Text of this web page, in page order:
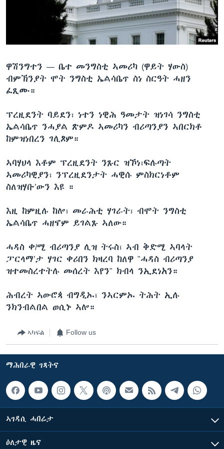
ቋንቋታት
ዋሽንግተን — ቤተ መንግስቲ ኣመሪካ (ዋይት ሃውስ)
ብምኽንያት ሞት ንግስቲ ኤልሳቤጥ ስነ ስርዓት ሓዘን
ፈጺሙ።
ፕረዚደንት ባይደን፣ ነተን ነዊሕ ዓመታት ዝነገሳ ንግስቲ
ኤልሳቤጥ ንሓያል ጽምዶ ኣመሪካን ብሪጣንያን ኣበርክቶ
ከምዝነበረን ገሊጾም።
ኣባሃህላ እቶም ፕረዚደንት ንጹር ዝኾነ፣ፍሉጣት
ኣመሪካዊያን፣ ንፕረዚደንታት ሓዊሱ ምስክርነቶም
ስለዝሃቡ’ውን እዩ ።
እዚ ከምዚሉ ከሎ፣ መራሕቲ ሃገራት፣ ብሞት ንግስቲ
ኤልሳቤጥ ሓዘኖም ይገልጹ ኣለው።
ሓዳስ ቀ/ሚ ብሪጣንያ ሊዝ ትሩስ፣ ኣብ ቅድሚ ኣባላት
ፓርላማ’ታ ሃገር ቀሪበን ክዛረባ ከለዋ "ሓዳስ ብሪጣንያ
ዝተመስረተትሉ መሰረት እየን" ክብላ ንኢደነአን።
ሕብረት ኣውሮጳ ብግዲኡ፣ ንኣርምኡ ትሕት ኢሉ
ንክንብልበል ወሲኑ ኣሎ።
ኣካፍል Follow us
ማሕበራዊ ገጻትና
ኣገዳሲ ሓበሬታ
ዕለታዊ ዜና